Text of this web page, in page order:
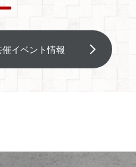
イベント情報